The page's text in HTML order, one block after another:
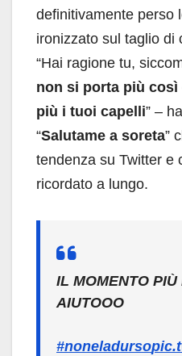
definitivamente perso
ironizzato sul taglio di
“Hai ragione tu,
non si porta più
più i tuoi capelli” –
“Salutame a soreta”
tendenza su Twitter e
ricordato a lungo.
IL MOMENTO
AIUTOOO
#noneladurso